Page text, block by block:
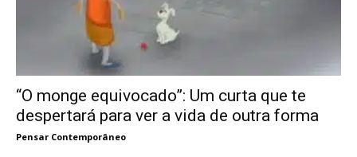
“O monge equivocado”: Um curta que te
despertará para ver a vida de outra forma
Pensar Contemporâneo